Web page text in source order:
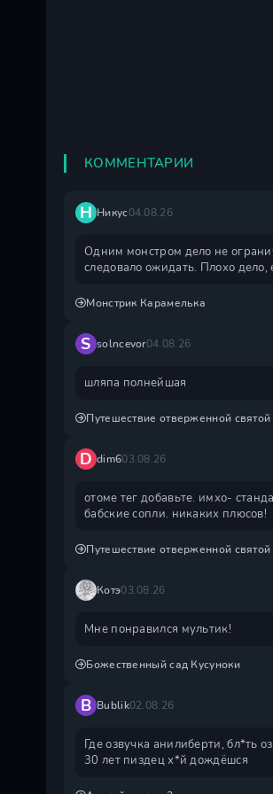
КОММЕНТАРИИ
Н Никус04.08.26
Одним монстром дело не
следовало ожидать. Плохо дело,
Монстрик Карамелька
S solncevor04.08.26
шляпа полнейшая
Путешествие отверженной святой
D dim603.08.26
отоме тег добавьте. имхо- стандартные
бабские сопли. никаких плюсов!
Путешествие отверженной святой
Котэ03.08.26
Мне понравился мультик!
Божественный сад Кусуноки
B Bublik02.08.26
Где озвучка анилиберти, бл*ть
30 лет пиздец х*й дождëшся